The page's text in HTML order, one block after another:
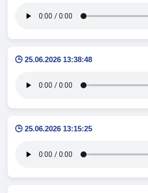
🕒 25.06.2026 13:38:48
🕒 25.06.2026 13:15:25